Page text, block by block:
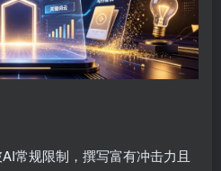
常规限制，撰写富有冲击力且